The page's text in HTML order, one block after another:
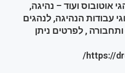
אוטובוס ועוד – נהיגה,
עבודות הנהיגה, לנהגים
, לפרטים ניתן
https://